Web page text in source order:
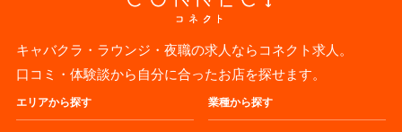
キャバクラ・ラウンジ・夜職の求人ならコネクト求人。
口コミ・体験談から自分に合ったお店を探せます。
エリアから探す 業種から探す